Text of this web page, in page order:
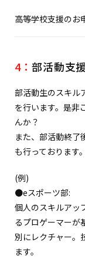
高等学校支援のお
4：部活動支
部活動生のスキル
を行います。是非
んか？
また、部活動終了
も行っております。
(例)
●eスポーツ部:
個人のスキルアッ
るプロゲーマーが
別にレクチャー。
ます。